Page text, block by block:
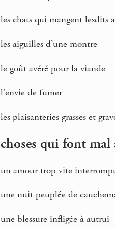
les chats qui mangent lesdits
les aiguilles d’une montre
le goût avéré pour la viande
l’envie de fumer
les plaisanteries grasses et
choses qui font mal
un amour trop vite
une nuit peuplée de
une blessure infligée à autrui